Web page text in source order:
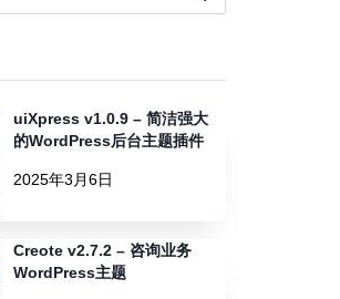
uiXpress v1.0.9 – 简洁强大
的WordPress后台主题插件
2025年3月6日
Creote v2.7.2 – 咨询业务
WordPress主题